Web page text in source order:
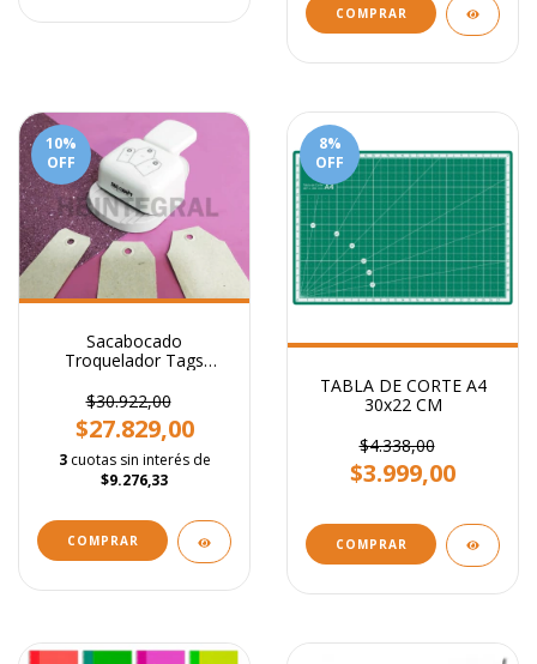
10%
OFF
Sacabocado
Troquelador Tags
Regulable
$30.922,00
$27.829,00
3 cuotas sin interés de
$9.276,33
COMPRAR
8%
OFF
TABLA DE CORTE A4
30x22 CM
$4.338,00
$3.999,00